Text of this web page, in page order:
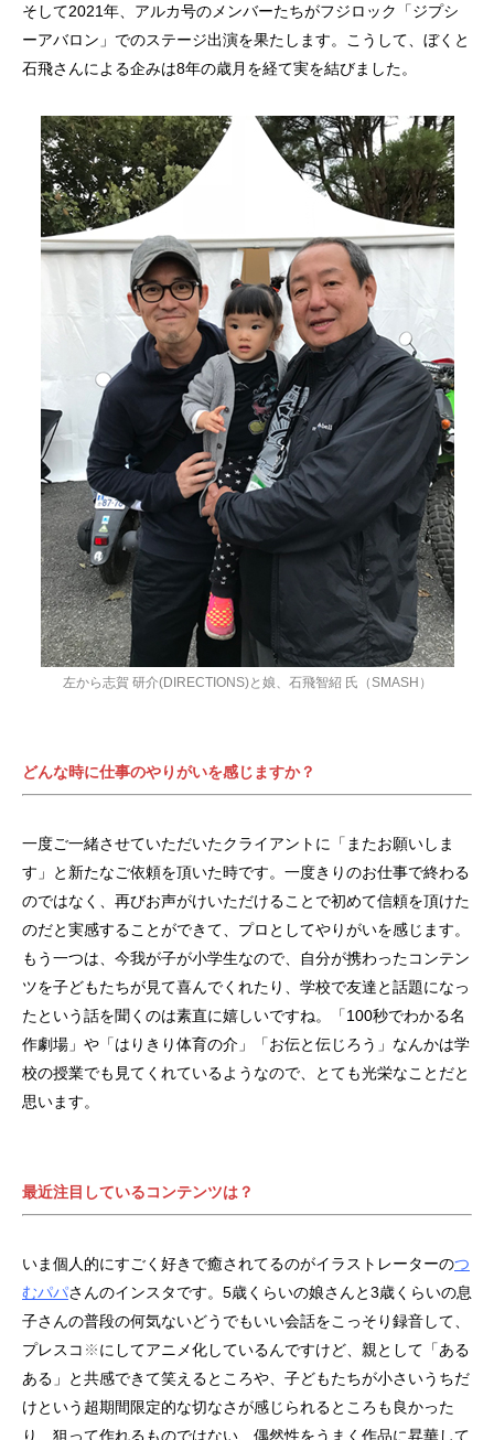
そして2021年、アルカ号のメンバーたちがフジロック「ジプシ
ーアバロン」でのステージ出演を果たします。こうして、ぼくと
石飛さんによる企みは8年の歳月を経て実を結びました。
左から志賀 研介(DIRECTIONS)と娘、石飛智紹 氏（SMASH）
どんな時に仕事のやりがいを感じますか？
一度ご一緒させていただいたクライアントに「またお願いしま
す」と新たなご依頼を頂いた時です。一度きりのお仕事で終わる
のではなく、再びお声がけいただけることで初めて信頼を頂けた
のだと実感することができて、プロとしてやりがいを感じます。
もう一つは、今我が子が小学生なので、自分が携わったコンテン
ツを子どもたちが見て喜んでくれたり、学校で友達と話題になっ
たという話を聞くのは素直に嬉しいですね。「100秒でわかる名
作劇場」や「はりきり体育の介」「お伝と伝じろう」なんかは学
校の授業でも見てくれているようなので、とても光栄なことだと
思います。
最近注目しているコンテンツは？
いま個人的にすごく好きで癒されてるのがイラストレーターのつ
むパパさんのインスタです。5歳くらいの娘さんと3歳くらいの息
子さんの普段の何気ないどうでもいい会話をこっそり録音して、
プレスコ ※にしてアニメ化しているんですけど、親として「ある
ある」と共感できて笑えるところや、子どもたちが小さいうちだ
けという超期間限定的な切なさが感じられるところも良かった
り、狙って作れるものではない、偶然性をうまく作品に昇華して